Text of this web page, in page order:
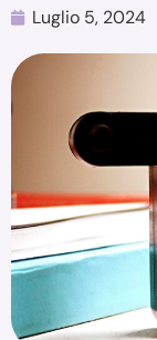
Luglio 5, 2024